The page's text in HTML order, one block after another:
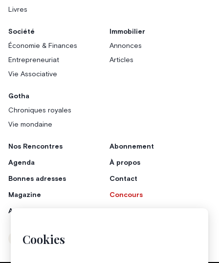
Cookies
Livres
Société
Économie & Finances
Entrepreneuriat
Vie Associative
Immobilier
Annonces
Articles
Gotha
Chroniques royales
Vie mondaine
Nos Rencontres
Agenda
Bonnes adresses
Magazine
Annonceurs
Abonnement
À propos
Contact
Concours
Instagram